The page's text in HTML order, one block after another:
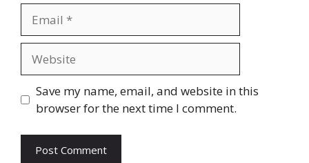
Save my name, email, and website in this
browser for the next time I comment.